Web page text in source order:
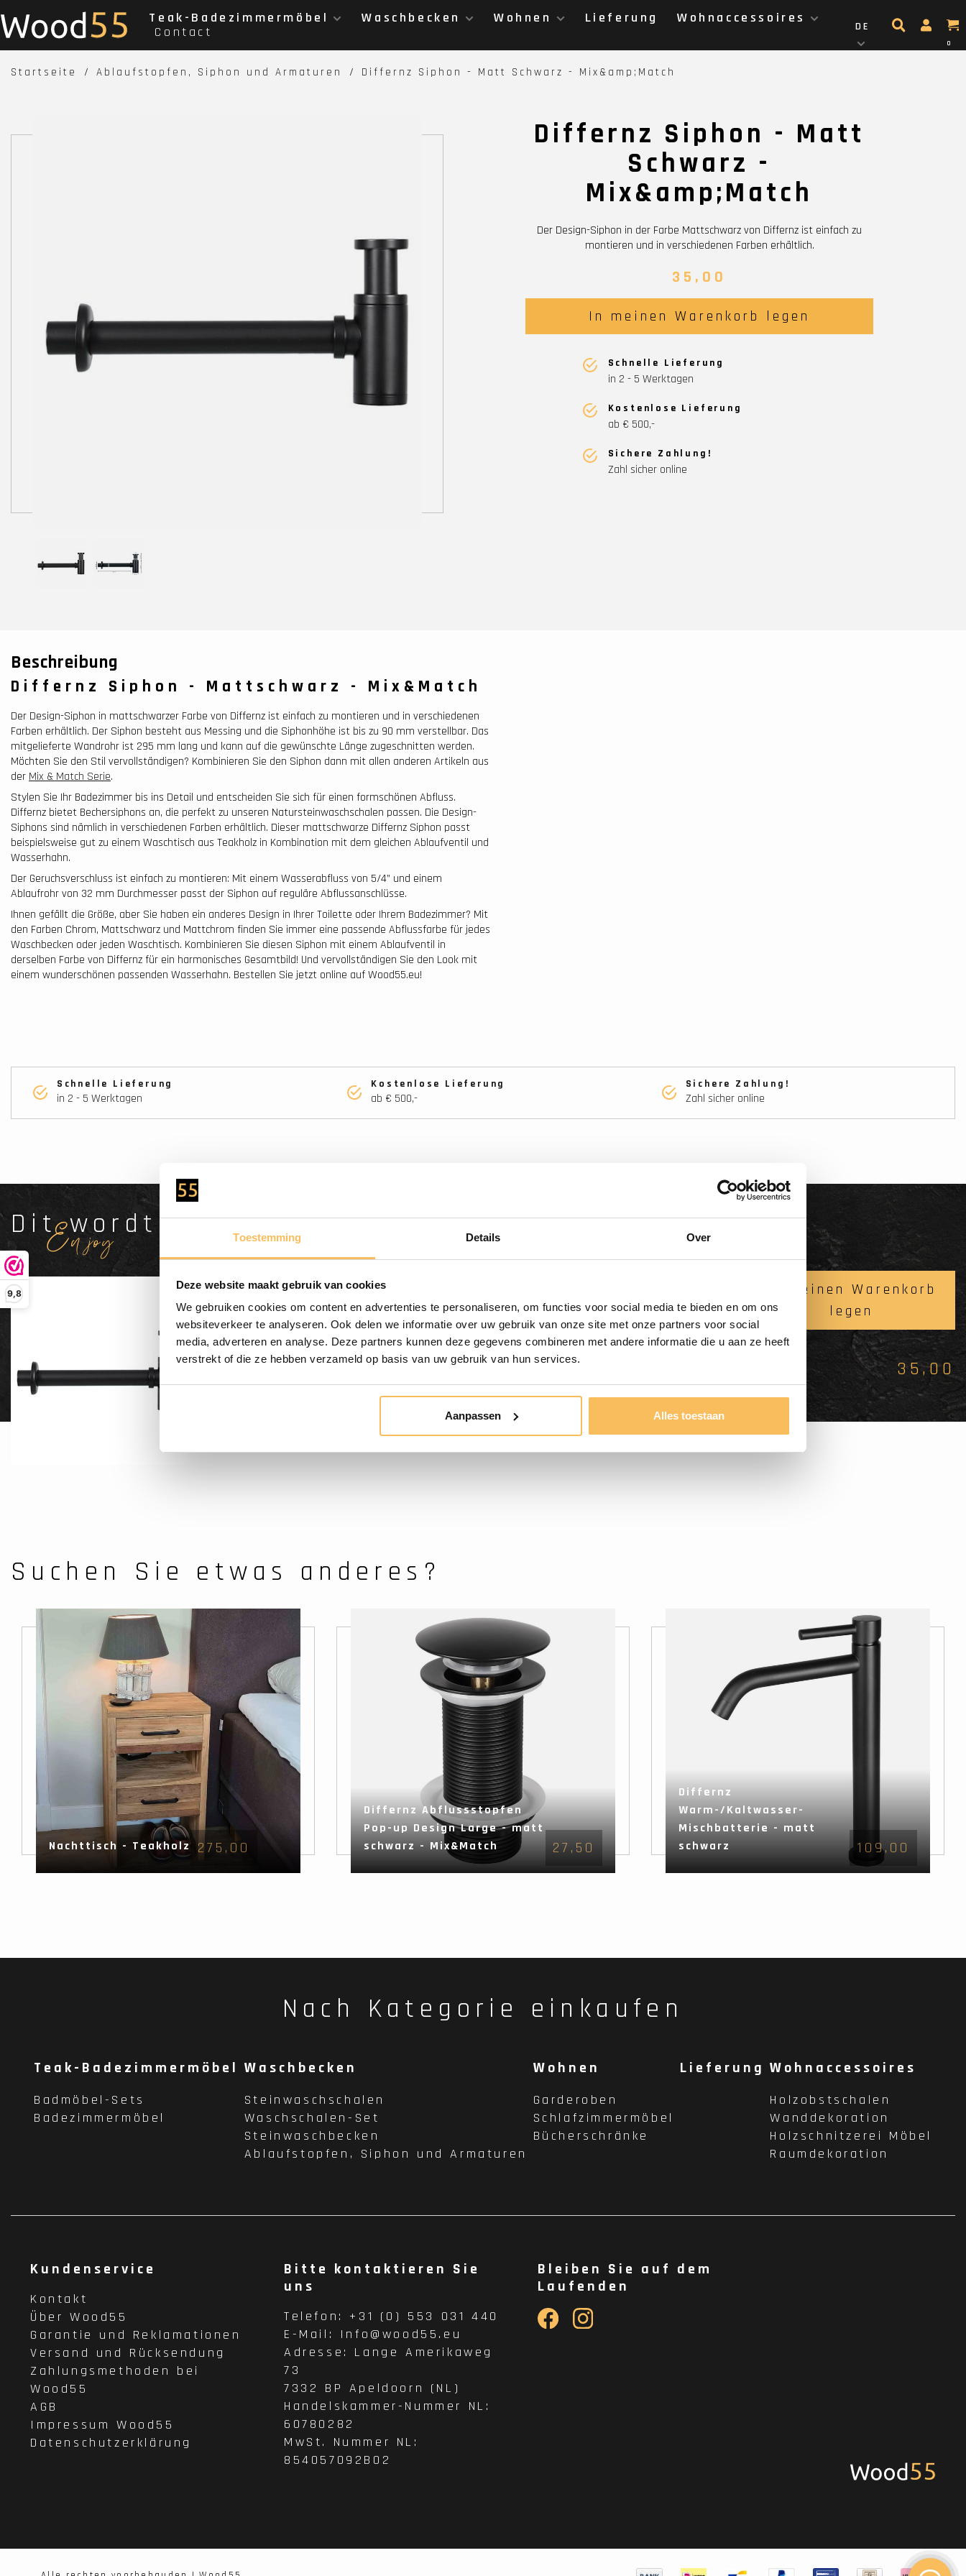
Toestemming Details Over
Deze website maakt gebruik van cookies
We gebruiken cookies om content en advertenties te personaliseren, om functies voor social media te bieden en om ons
websiteverkeer te analyseren. Ook delen we informatie over uw gebruik van onze site met onze partners voor social
media, adverteren en analyse. Deze partners kunnen deze gegevens combineren met andere informatie die u aan ze heeft
verstrekt of die ze hebben verzameld op basis van uw gebruik van hun services.
Aanpassen Alles toestaan
9,8
Teak-Badezimmermöbel Waschbecken Wohnen Lieferung
Wohnaccessoires
Contact
DE
0
Startseite Ablaufstopfen, Siphon und Armaturen Differnz Siphon - Matt Schwarz - Mix&amp;Match
Differnz Siphon - Matt
Schwarz -
Mix&amp;Match
Der Design-Siphon in der Farbe Mattschwarz von Differnz ist einfach zu
montieren und in verschiedenen Farben erhältlich.
35,00
In meinen Warenkorb legen
Schnelle Lieferung
in 2 - 5 Werktagen
Kostenlose Lieferung
ab € 500,-
Sichere Zahlung!
Zahl sicher online
Beschreibung
Differnz Siphon - Mattschwarz - Mix&Match
Der Design-Siphon in mattschwarzer Farbe von Differnz ist einfach zu montieren und in verschiedenen
Farben erhältlich. Der Siphon besteht aus Messing und die Siphonhöhe ist bis zu 90 mm verstellbar. Das
mitgelieferte Wandrohr ist 295 mm lang und kann auf die gewünschte Länge zugeschnitten werden.
Möchten Sie den Stil vervollständigen? Kombinieren Sie den Siphon dann mit allen anderen Artikeln aus
der Mix & Match Serie.
Stylen Sie Ihr Badezimmer bis ins Detail und entscheiden Sie sich für einen formschönen Abfluss.
Differnz bietet Bechersiphons an, die perfekt zu unseren Natursteinwaschschalen passen. Die Design-
Siphons sind nämlich in verschiedenen Farben erhältlich. Dieser mattschwarze Differnz Siphon passt
beispielsweise gut zu einem Waschtisch aus Teakholz in Kombination mit dem gleichen Ablaufventil und
Wasserhahn.
Der Geruchsverschluss ist einfach zu montieren: Mit einem Wasserabfluss von 5/4” und einem
Ablaufrohr von 32 mm Durchmesser passt der Siphon auf reguläre Abflussanschlüsse.
Ihnen gefällt die Größe, aber Sie haben ein anderes Design in Ihrer Toilette oder Ihrem Badezimmer? Mit
den Farben Chrom, Mattschwarz und Mattchrom finden Sie immer eine passende Abflussfarbe für jedes
Waschbecken oder jeden Waschtisch. Kombinieren Sie diesen Siphon mit einem Ablaufventil in
derselben Farbe von Differnz für ein harmonisches Gesamtbild! Und vervollständigen Sie den Look mit
einem wunderschönen passenden Wasserhahn. Bestellen Sie jetzt online auf Wood55.eu!
Schnelle Lieferung
in 2 - 5 Werktagen
Kostenlose Lieferung
ab € 500,-
Sichere Zahlung!
Zahl sicher online
Dit wordt'n
Enjoy
Differnz Siphon - Matt Schwarz -
Mix&amp;Match
In meinen Warenkorb
legen
35,00
Suchen Sie etwas anderes?
Nachttisch - Teakholz 275,00
Differnz Abflussstopfen
Pop-up Design Large - matt
schwarz - Mix&Match
27,50
Differnz
Warm-/Kaltwasser-
Mischbatterie - matt
schwarz
109,00
Nach Kategorie einkaufen
Teak-Badezimmermöbel
Badmöbel-Sets
Badezimmermöbel
Waschbecken
Steinwaschschalen
Waschschalen-Set
Steinwaschbecken
Ablaufstopfen, Siphon und Armaturen
Wohnen
Garderoben
Schlafzimmermöbel
Bücherschränke
Lieferung Wohnaccessoires
Holzobstschalen
Wanddekoration
Holzschnitzerei Möbel
Raumdekoration
Kundenservice
Kontakt
Über Wood55
Garantie und Reklamationen
Versand und Rücksendung
Zahlungsmethoden bei
Wood55
AGB
Impressum Wood55
Datenschutzerklärung
Bitte kontaktieren Sie
uns
Telefon: +31 (0) 553 031 440
E-Mail: Info@wood55.eu
Adresse: Lange Amerikaweg
73
7332 BP Apeldoorn (NL)
Handelskammer-Nummer NL:
60780282
MwSt. Nummer NL:
854057092B02
Bleiben Sie auf dem
Laufenden